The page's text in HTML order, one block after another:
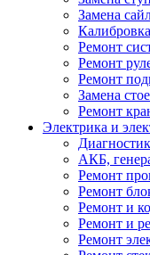
Замена
Ремонт
Ремонт
Ремонт
Замена
Ремонт
Электрика и
АКБ,
Ремонт
Ремонт
Ремонт и
Ремонт и
Ремонт